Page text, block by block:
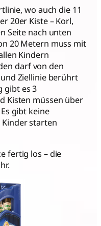
wo auch die 11
20er Kiste – Korl,
Seite nach unten
20 Metern muss mit
Kindern
darf von den
Ziellinie berührt
gibt es 3
Kisten müssen über
gibt keine
starten
fertig los – die